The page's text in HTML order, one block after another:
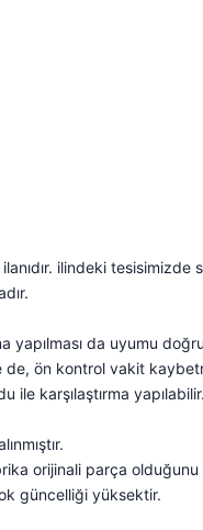
ilindeki
yapılması da uyumu
de, ön kontrol vakit
ile karşılaştırma yapılabilir.
orijinali parça
güncelliği yüksektir.